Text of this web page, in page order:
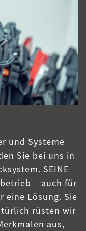
und Systeme
Sie bei uns in
SEINE
– auch für
eine Lösung. Sie
rüsten wir
aus,